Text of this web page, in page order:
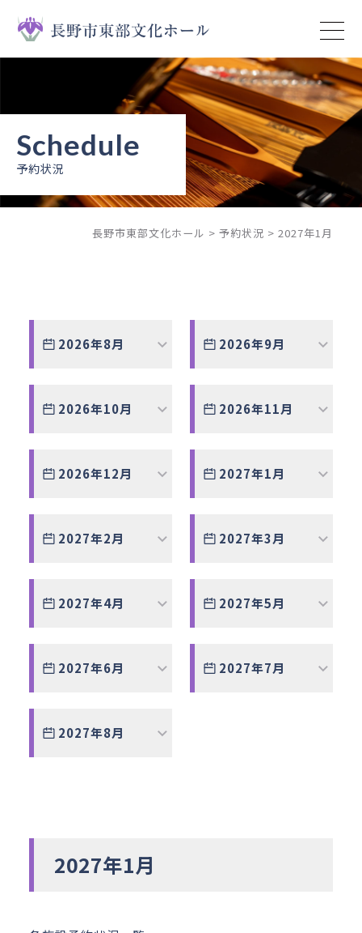
トップページ
予約状況
お問い合わせ
予約状況
長野市東部文化ホール >予約状況 >2027年1月
2026年8月 2026年9月
2026年10月 2026年11月
2026年12月 2027年1月
2027年2月 2027年3月
2027年4月 2027年5月
2027年6月 2027年7月
2027年8月
2027年1月